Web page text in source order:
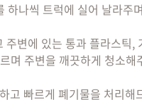
하나씩 트럭에 실어 날라주
변에 있는 통과 플라스틱,
며 주변을 깨끗하게 청소
고 빠르게 폐기물을 처리